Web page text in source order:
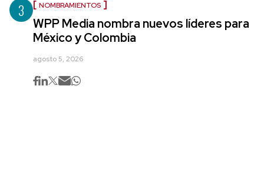
3 NOMBRAMIENTOS
WPP Media nombra nuevos líderes para
México y Colombia
agosto 5, 2026